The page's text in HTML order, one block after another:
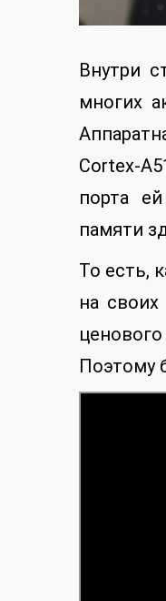
Внутри
многих
Cortex-
порта
памяти
То есть,
на
Поэтому